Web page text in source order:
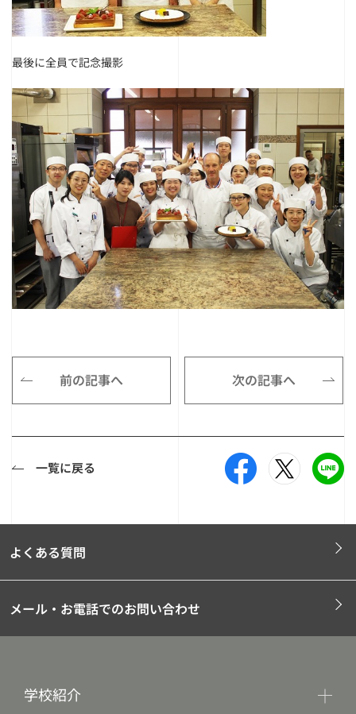
最後に全員で記念撮影
前の記事へ 次の記事へ
一覧に戻る
よくある質問
メール・お電話でのお問い合わせ
学校紹介